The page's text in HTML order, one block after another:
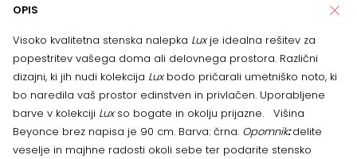
OPIS
Visoko kvalitetna stenska nalepka Luxje idealna rešitev za
popestritev vašega doma ali delovnega prostora. Različni
dizajni, ki jih nudi kolekcija Luxbodo pričarali umetniško noto, ki
bo naredila vaš prostor edinstven in privlačen. Uporabljene
barve v kolekciji Luxso bogate in okolju prijazne. Višina
Beyonce brez napisa je 90 cm. Barva: črna. Opomnik:delite
veselje in majhne radosti okoli sebe ter podarite stensko